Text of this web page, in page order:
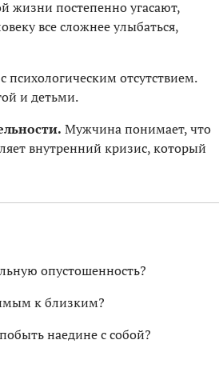
жизни постепенно угасают,
все сложнее улыбаться,
психологическим отсутствием.
и детьми.
Мужчина понимает, что
внутренний кризис, который
опустошенность?
к близким?
наедине с собой?